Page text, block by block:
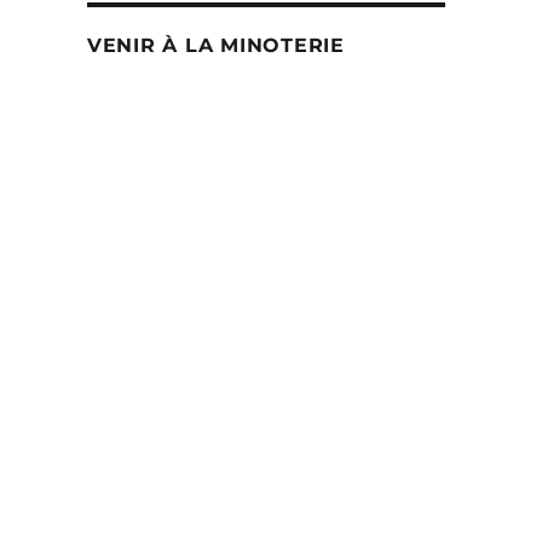
VENIR À LA MINOTERIE